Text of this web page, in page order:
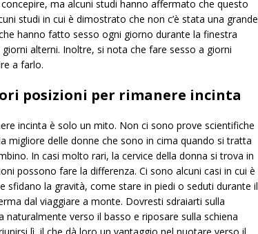
ma alcuni studi hanno affermato che questo
studi in cui è dimostrato che non c’è stata una grande
hanno fatto sesso ogni giorno durante la finestra
alterni. Inoltre, si nota che fare sesso a giorni
a farlo.
posizioni per rimanere incinta
incinta è solo un mito. Non ci sono prove scientifiche
migliore delle donne che sono in cima quando si tratta
In casi molto rari, la cervice della donna si trova in
possono fare la differenza. Ci sono alcuni casi in cui è
la gravità, come stare in piedi o seduti durante il
dal viaggiare a monte. Dovresti sdraiarti sulla
naturalmente verso il basso e riposare sulla schiena